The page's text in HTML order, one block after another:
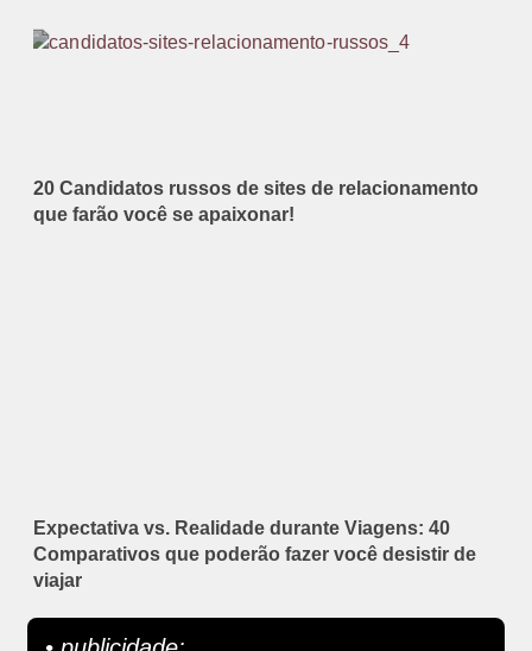
20 Candidatos russos de sites de relacionamento
que farão você se apaixonar!
Expectativa vs. Realidade durante Viagens: 40
Comparativos que poderão fazer você desistir de
viajar